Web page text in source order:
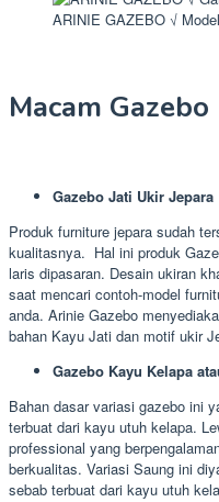
ARINIE GAZEBO √
Macam Gazebo
Gazebo Jati Ukir Jepara
Produk furniture jepara sudah
kualitasnya. Hal ini produk
laris dipasaran. Desain ukiran
saat mencari contoh-model
anda. Arinie Gazebo
bahan Kayu Jati dan motif ukir
Gazebo Kayu Kelapa
Bahan dasar variasi gazebo ini
terbuat dari kayu utuh kelapa.
professional yang
berkualitas. Variasi Saung ini
sebab terbuat dari kayu utuh